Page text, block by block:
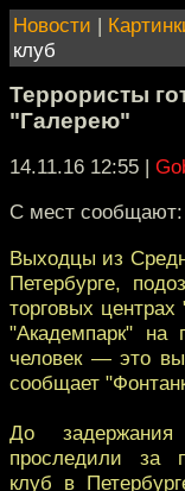
Новости |
клуб
Террористы
"Галерею"
14.11.16 12:55 |
С мест сообщают:
Выходцы из
Петербурге,
торговых центрах
"Академпарк" на
человек — это
сообщает
До
проследили за
клуб в